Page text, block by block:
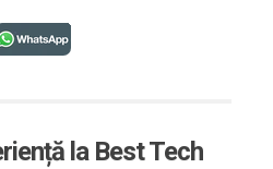
la Best Tech